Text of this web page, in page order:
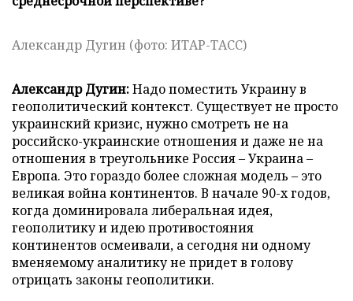
Александр Дугин (фото: ИТАР-ТАСС)
Александр Дугин:Надо поместить Украину в
геополитический контекст. Существует не просто
украинский кризис, нужно смотреть не на
российско-украинские отношения и даже не на
отношения в треугольнике Россия – Украина –
Европа. Это гораздо более сложная модель – это
великая война континентов. В начале 90-х годов,
когда доминировала либеральная идея,
геополитику и идею противостояния
континентов осмеивали, а сегодня ни одному
вменяемому аналитику не придет в голову
отрицать законы геополитики.